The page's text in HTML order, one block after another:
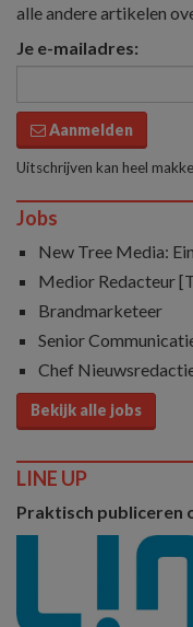
alle andere artikelen
Je e-mailadres:
Aanmelden
Uitschrijven kan heel
Jobs
New Tree Media:
Medior Redacteur
Brandmarketeer
Senior
Chef
Bekijk alle jobs
LINE UP
Praktisch publiceren